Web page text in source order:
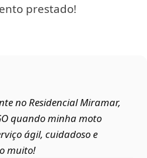
prestado!
no Residencial Miramar,
quando minha moto
ágil, cuidadoso e
muito!